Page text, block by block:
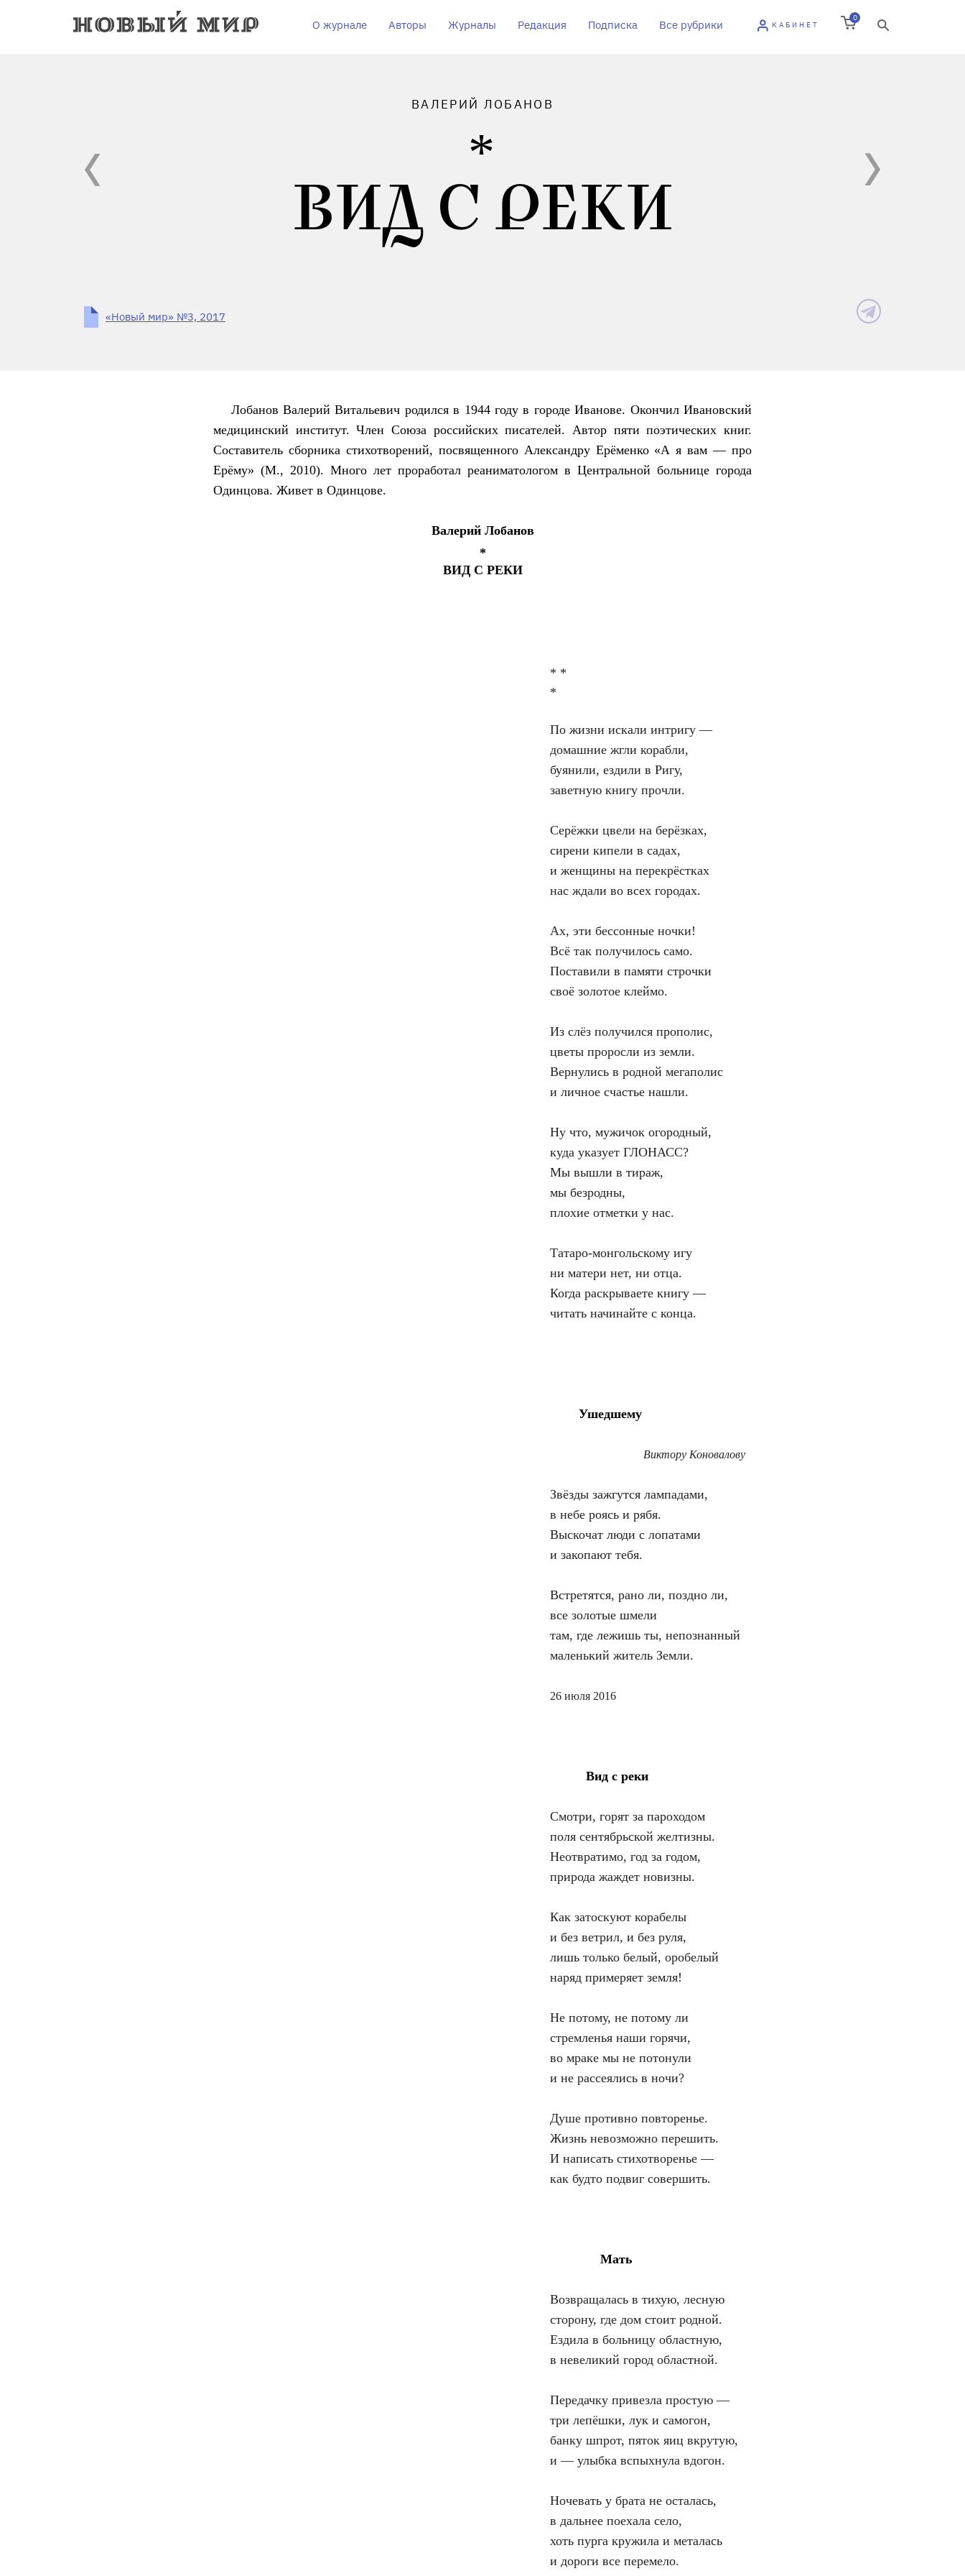
О журнале Авторы Журналы Редакция Подписка Все рубрики КАБИНЕТ
0
ВАЛЕРИЙ ЛОБАНОВ
ВИД С РЕКИ
«Новый мир» №3, 2017
Лобанов Валерий Витальевич родился в 1944 году в городе Иванове. Окончил Ивановский
медицинский институт. Член Союза российских писателей. Автор пяти поэтических книг.
Составитель сборника стихотворений, посвященного Александру Ерёменко «А я вам — про
Ерёму» (М., 2010). Много лет проработал реаниматологом в Центральной больнице города
Одинцова. Живет в Одинцове.
Валерий Лобанов
*
ВИД С РЕКИ
* *
*
По жизни искали интригу —
домашние жгли корабли,
буянили, ездили в Ригу,
заветную книгу прочли.
Серёжки цвели на берёзках,
сирени кипели в садах,
и женщины на перекрёстках
нас ждали во всех городах.
Ах, эти бессонные ночки!
Всё так получилось само.
Поставили в памяти строчки
своё золотое клеймо.
Из слёз получился прополис,
цветы проросли из земли.
Вернулись в родной мегаполис
и личное счастье нашли.
Ну что, мужичок огородный,
куда указует ГЛОНАСС?
Мы вышли в тираж,
мы безродны,
плохие отметки у нас.
Татаро-монгольскому игу
ни матери нет, ни отца.
Когда раскрываете книгу —
читать начинайте с конца.
Ушедшему
Виктору Коновалову
Звёзды зажгутся лампадами,
в небе роясь и рябя.
Выскочат люди с лопатами
и закопают тебя.
Встретятся, рано ли, поздно ли,
все золотые шмели
там, где лежишь ты, непознанный
маленький житель Земли.
26 июля 2016
Вид с реки
Смотри, горят за пароходом
поля сентябрьской желтизны.
Неотвратимо, год за годом,
природа жаждет новизны.
Как затоскуют корабелы
и без ветрил, и без руля,
лишь только белый, оробелый
наряд примеряет земля!
Не потому, не потому ли
стремленья наши горячи,
во мраке мы не потонули
и не рассеялись в ночи?
Душе противно повторенье.
Жизнь невозможно перешить.
И написать стихотворенье —
как будто подвиг совершить.
Мать
Возвращалась в тихую, лесную
сторону, где дом стоит родной.
Ездила в больницу областную,
в невеликий город областной.
Передачку привезла простую —
три лепёшки, лук и самогон,
банку шпрот, пяток яиц вкрутую,
и — улыбка вспыхнула вдогон.
Ночевать у брата не осталась,
в дальнее поехала село,
хоть пурга кружила и металась
и дороги все перемело.